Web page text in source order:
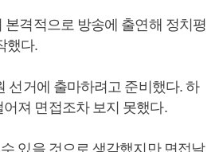
본격적으로 방송에 출연해 정치평
했다.
선거에 출마하려고 준비했다. 하
져 면접조차 보지 못했다.